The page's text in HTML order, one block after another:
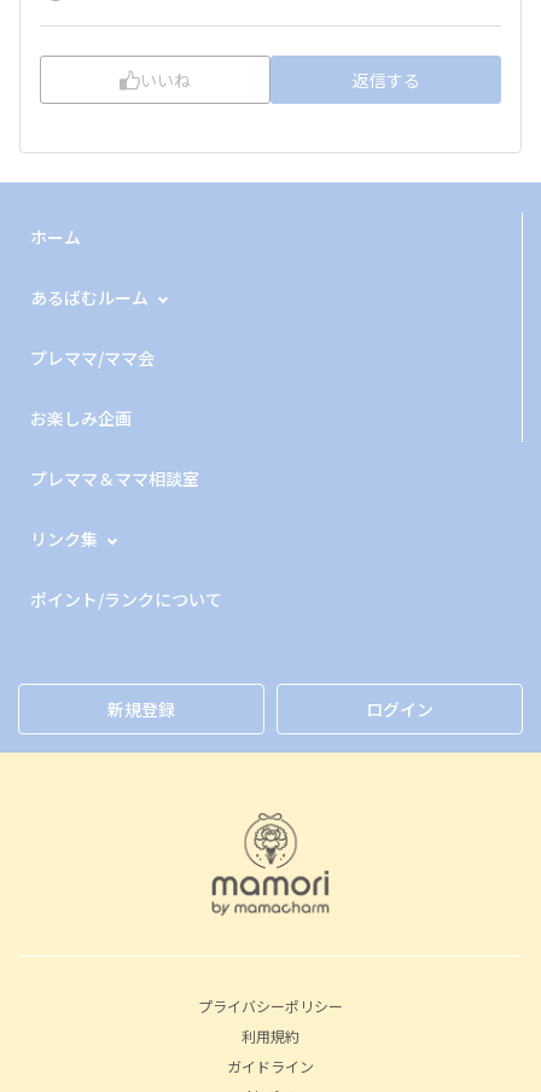
いいね 返信する
ホーム
あるばむルーム
プレママ/ママ会
お楽しみ企画
プレママ＆ママ相談室
リンク集
ポイント/ランクについて
新規登録 ログイン
プライバシーポリシー
利用規約
ガイドライン